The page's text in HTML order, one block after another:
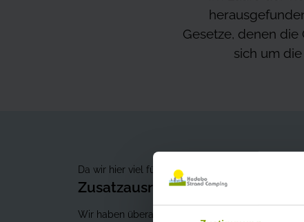
Gesetze, denen
sich um
Da wir hier viel füreinander tun, ist es wichtig,
Zusatzausrüstung
Wir haben überall auf dem Gelände Hydranten